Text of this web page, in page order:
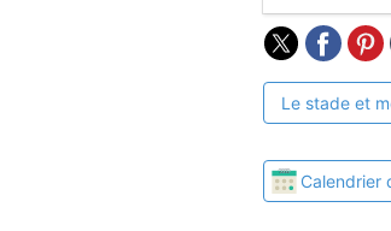
Le stade et
Calendrier